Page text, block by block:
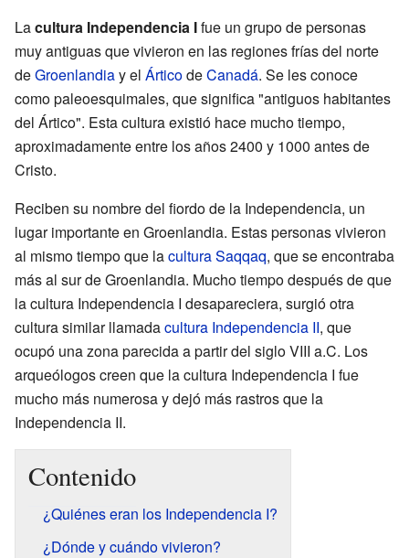
Lacultura Independencia Ifue un grupo de personas
muy antiguas que vivieron en las regiones frías del norte
deGroenlandiay el ÁrticodeCanadá. Se les conoce
como paleoesquimales, que significa "antiguos habitantes
del Ártico". Esta cultura existió hace mucho tiempo,
aproximadamente entre los años 2400 y 1000 antes de
Cristo.
Reciben su nombre del fiordo de la Independencia, un
lugar importante en Groenlandia. Estas personas vivieron
al mismo tiempo que lacultura Saqqaq, que se encontraba
más al sur de Groenlandia. Mucho tiempo después de que
la cultura Independencia I desapareciera, surgió otra
cultura similar llamadacultura Independencia II, que
ocupó una zona parecida a partir del siglo VIII a.C. Los
arqueólogos creen que la cultura Independencia I fue
mucho más numerosa y dejó más rastros que la
Independencia II.
Contenido
¿Quiénes eran los Independencia I?
¿Dónde y cuándo vivieron?